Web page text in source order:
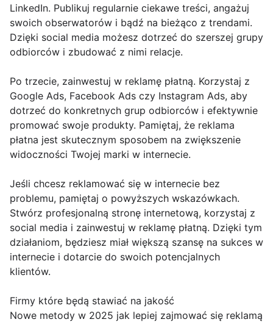
LinkedIn. Publikuj regularnie ciekawe treści, angażuj
swoich obserwatorów i bądź na bieżąco z trendami.
Dzięki social media możesz dotrzeć do szerszej grupy
odbiorców i zbudować z nimi relacje.
Po trzecie, zainwestuj w reklamę płatną. Korzystaj z
Google Ads, Facebook Ads czy Instagram Ads, aby
dotrzeć do konkretnych grup odbiorców i efektywnie
promować swoje produkty. Pamiętaj, że reklama
płatna jest skutecznym sposobem na zwiększenie
widoczności Twojej marki w internecie.
Jeśli chcesz reklamować się w internecie bez
problemu, pamiętaj o powyższych wskazówkach.
Stwórz profesjonalną stronę internetową, korzystaj z
social media i zainwestuj w reklamę płatną. Dzięki tym
działaniom, będziesz miał większą szansę na sukces w
internecie i dotarcie do swoich potencjalnych
klientów.
Firmy które będą stawiać na jakość
Nowe metody w 2025 jak lepiej zajmować się reklamą